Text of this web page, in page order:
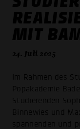
MIT
24. Juli 2025
Im Rahmen des
Popakademie
Studierenden
Binnewies und
spannenden und